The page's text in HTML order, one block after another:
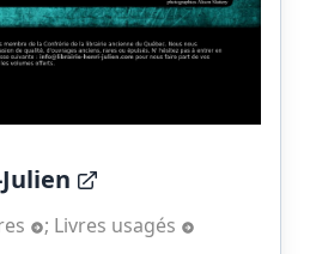
; Livres usagés